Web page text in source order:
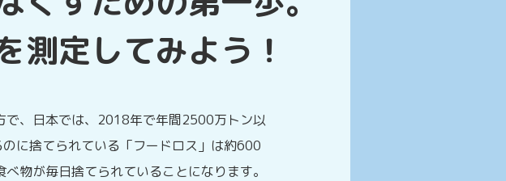
測定してみよう！
で、日本では、2018年で年間2500万トン以
に捨てられている「フードロス」は約600
物が毎日捨てられていることになります。